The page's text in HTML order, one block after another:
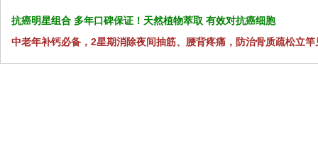
抗癌明星组合 多年口碑保证！天然植物萃取 有效对抗癌细胞
中老年补钙必备，2星期消除夜间抽筋、腰背疼痛，防治骨质疏松立竿